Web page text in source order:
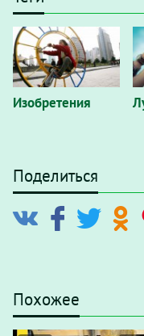
Изобретения
Поделиться
Похожее